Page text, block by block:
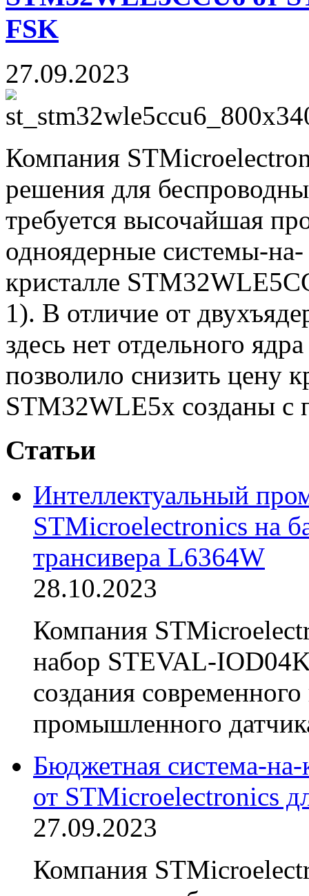
FSK
27.09.2023
Компания
решения для
требуется высочайшая
одноядерные системы-на-
кристалле
1). В отличие от
здесь нет отдельного
позволило снизить цену
STM32WLE5x созданы с
Статьи
Интеллектуальный
STMicroelectronics на
трансивера L6364W
28.10.2023
Компания
набор STEVAL-
создания
промышленного
Бюджетная система-
от STMicroelectronics
27.09.2023
Компания